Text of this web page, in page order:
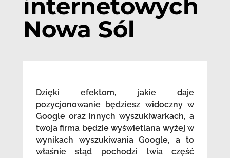
internetowych
Nowa Sól
Dzięki efektom, jakie daje
pozycjonowanie będziesz widoczny w
Google oraz innych wyszukiwarkach, a
twoja firma będzie wyświetlana wyżej w
wynikach wyszukiwania Google, a to
właśnie stąd pochodzi lwia część